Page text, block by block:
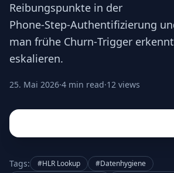
Reibungspunkte in der
Phone‑Step‑Authentifizierung
man frühe Churn‑Trigger
eskalieren.
25. Mai 2026·4 min read·12 views
Tags: #HLR Lookup
#Datenhygiene